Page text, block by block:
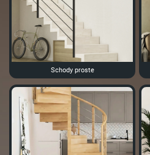
Schody proste